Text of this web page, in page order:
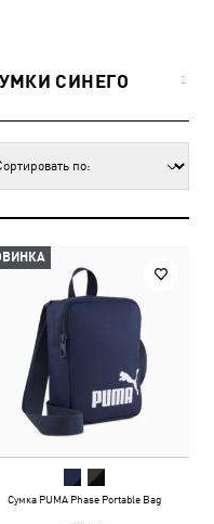
СИНЕГО
2
Сумка PUMA Phase Portable Bag